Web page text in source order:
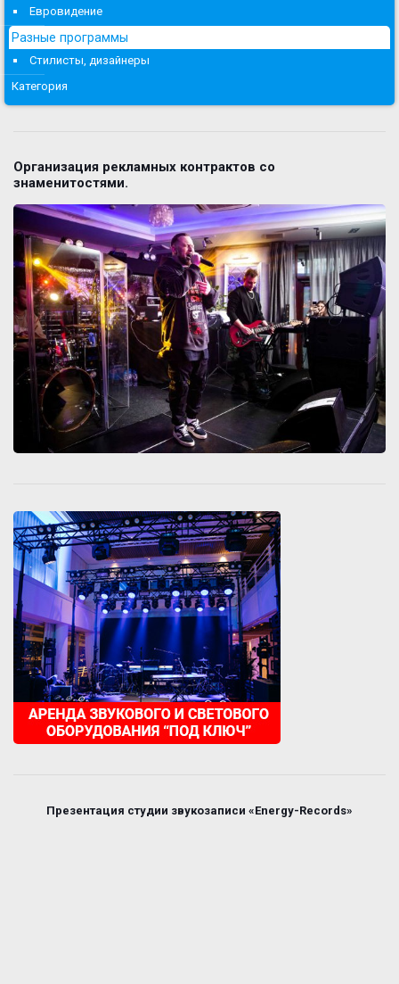
Евровидение
Разные программы
Стилисты, дизайнеры
Категория
Организация рекламных контрактов со
знаменитостями.
Презентация студии звукозаписи «Energy-Records»